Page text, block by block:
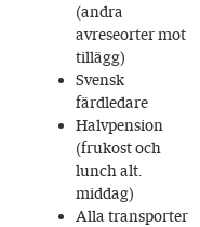
(andra
avreseorter mot
tillägg)
Svensk
färdledare
Halvpension
(frukost och
lunch alt.
middag)
Alla transporter